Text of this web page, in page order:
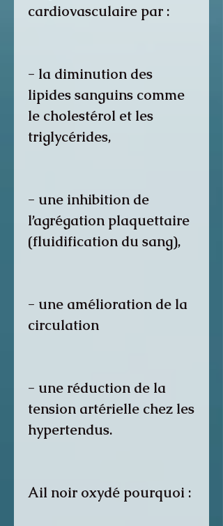
cardiovasculaire par :
- la diminution des
lipides sanguins comme
le cholestérol et les
triglycérides,
- une inhibition de
l’agrégation plaquettaire
(fluidification du sang),
- une amélioration de la
circulation
- une réduction de la
tension artérielle chez les
hypertendus.
Ail noir oxydé pourquoi :